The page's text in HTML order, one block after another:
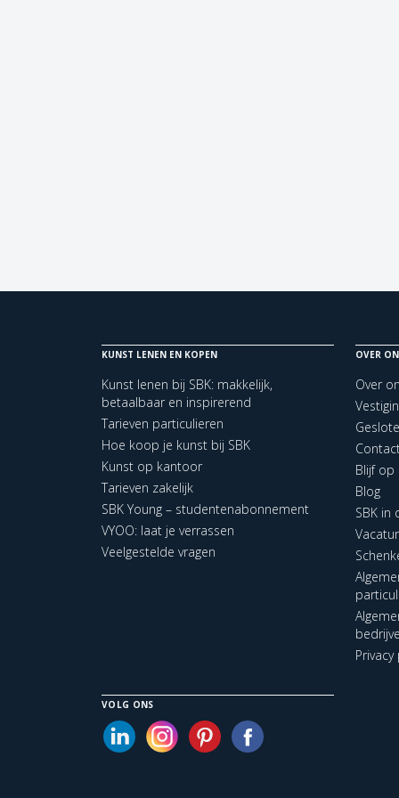
KUNST LENEN EN KOPEN
Kunst lenen bij SBK: makkelijk,
betaalbaar en inspirerend
Tarieven particulieren
Hoe koop je kunst bij SBK
Kunst op kantoor
Tarieven zakelijk
SBK Young – studentenabonnement
VYOO: laat je verrassen
Veelgestelde vragen
OVER
Over
Blijf op
Blog
SBK in
VOLG ONS